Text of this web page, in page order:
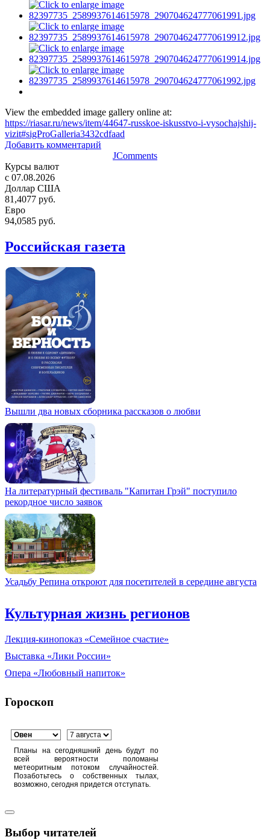
View the embedded image gallery online at:
https://riasar.ru/news/item/44647-russkoe-iskusstvo-i-vysochajshij-
vizit#sigProGalleria3432cdfaad
Добавить комментарий
JComments
Курсы валют
c 07.08.2026
Доллар США
81,4077 руб.
Евро
94,0585 руб.
Российская газета
Вышли два новых сборника рассказов о любви
На литературный фестиваль "Капитан Грэй" поступило
рекордное число заявок
Усадьбу Репина откроют для посетителей в середине августа
Культурная жизнь регионов
Лекция-кинопоказ «Семейное счастие»
Выставка «Лики России»
Опера «Любовный напиток»
Гороскоп
Планы на сегодняшний день будут по
всей вероятности поломаны
метеоритным потоком случайностей.
Позаботьтесь о собственных тылах,
возможно, сегодня придется отступать.
Выбор читателей